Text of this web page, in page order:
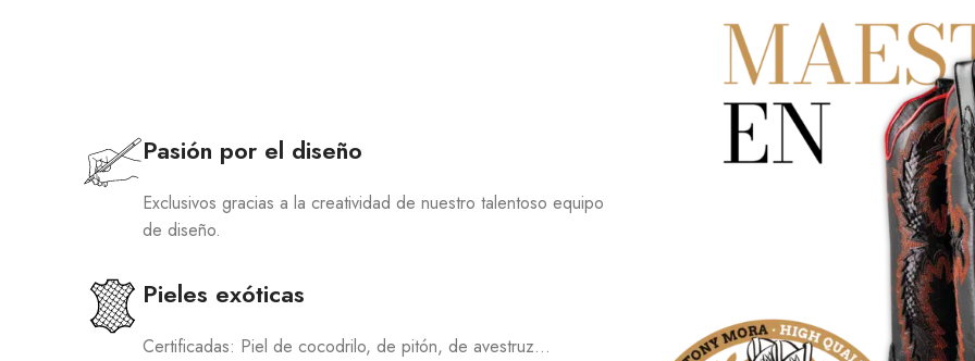
Pasión por el diseño
Exclusivos gracias a la creatividad de nuestro talentoso equipo
de diseño.
Pieles exóticas
Certificadas: Piel de cocodrilo, de pitón, de avestruz…